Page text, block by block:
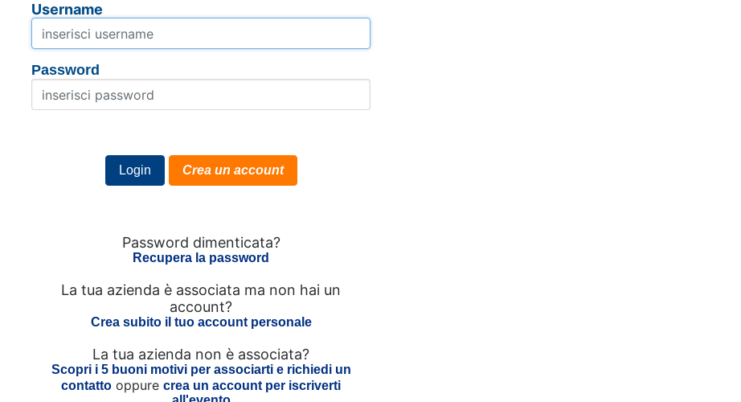
Username
Password
Password dimenticata?
Recupera la password
La tua azienda è associata ma non hai un
account?
Crea subito il tuo account personale
La tua azienda non è associata?
Scopri i 5 buoni motivi per associarti e richiedi un
contatto oppure crea un account per iscriverti